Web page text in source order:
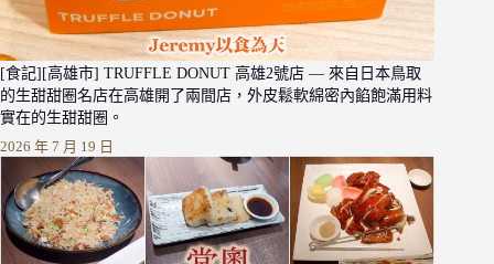
[食記][高雄市] TRUFFLE DONUT 高雄2號店 — 來自日本鳥取
的生甜甜圈名店在高雄開了兩間店，外皮鬆軟綿密內餡飽滿用料
實在的生甜甜圈。
2026 年 7 月 19 日